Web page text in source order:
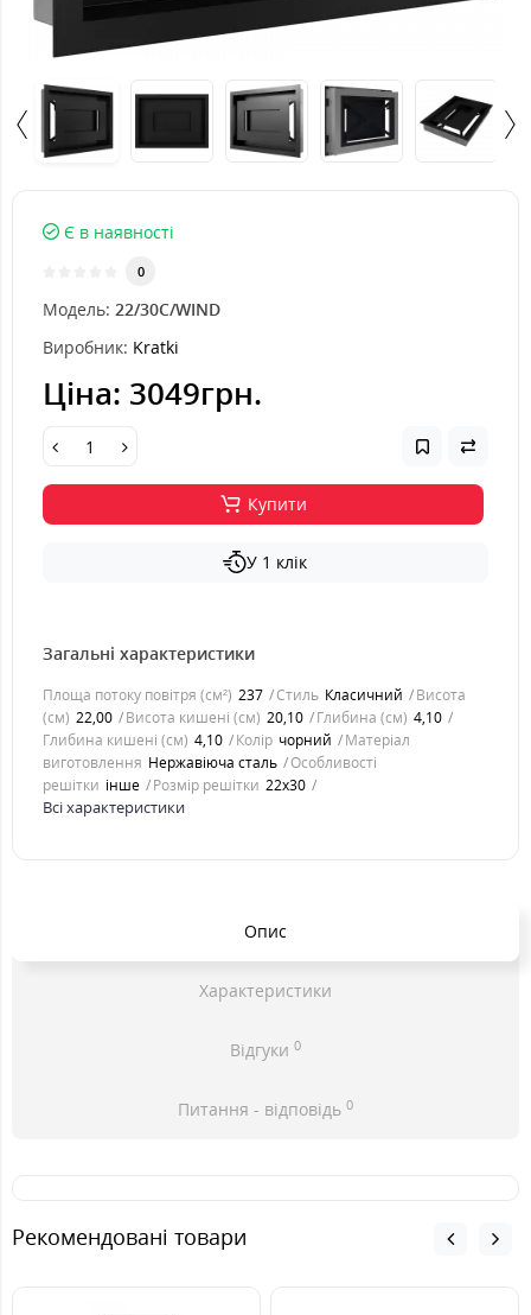
Є в наявності
0
Модель: 22/30C/WIND
Виробник: Kratki
Ціна: 3049грн.
Купити
У 1 клік
Загальні характеристики
Площа потоку повітря (см²) 237 Стиль Класичний
Висота
(см) 22,00 Висота кишені (см) 20,10 Глибина (см) 4,10
Глибина кишені (см) 4,10 Колір чорний
Матеріал
виготовлення Нержавіюча сталь
Особливості
решітки інше Розмір решітки 22x30
Всі характеристики
Опис
Характеристики
Відгуки 0
Питання - відповідь 0
Рекомендовані товари